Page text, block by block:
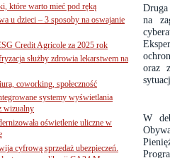
Druga
na
oraz
W
które warto mieć pod ręką
u dzieci – 3 sposoby na oswajanie
Credit Agricole za 2025 rok
służby zdrowia lekarstwem na
coworking, społeczność
systemy wyświetlania
wizualny
oświetlenie uliczne w
cyfrową sprzedaż ubezpieczeń.